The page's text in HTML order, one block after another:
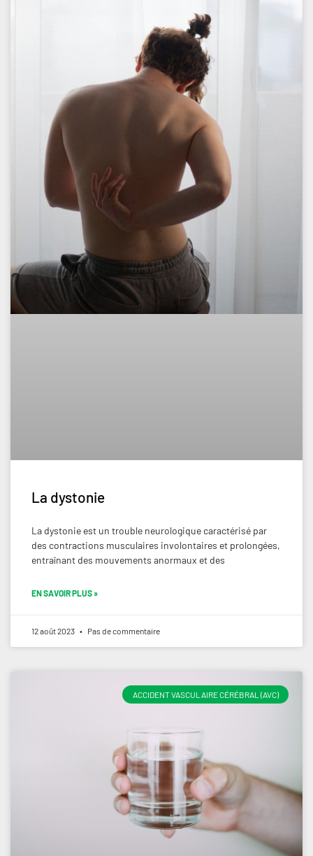
La dystonie
La dystonie est un trouble neurologique caractérisé par
des contractions musculaires involontaires et prolongées,
entraînant des mouvements anormaux et des
EN SAVOIR PLUS »
12 août 2023 Pas de commentaire
ACCIDENT VASCULAIRE CÉRÉBRAL (AVC)